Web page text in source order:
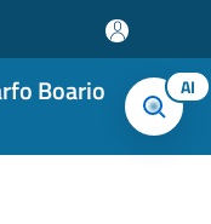
Boario AI